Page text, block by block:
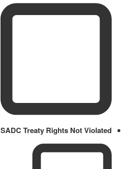
SADC Treaty Rights Not Violated